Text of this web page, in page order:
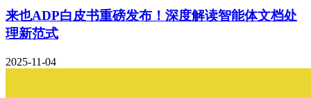
来也ADP白皮书重磅发布！深度解读智能体文档处
理新范式
2025-11-04